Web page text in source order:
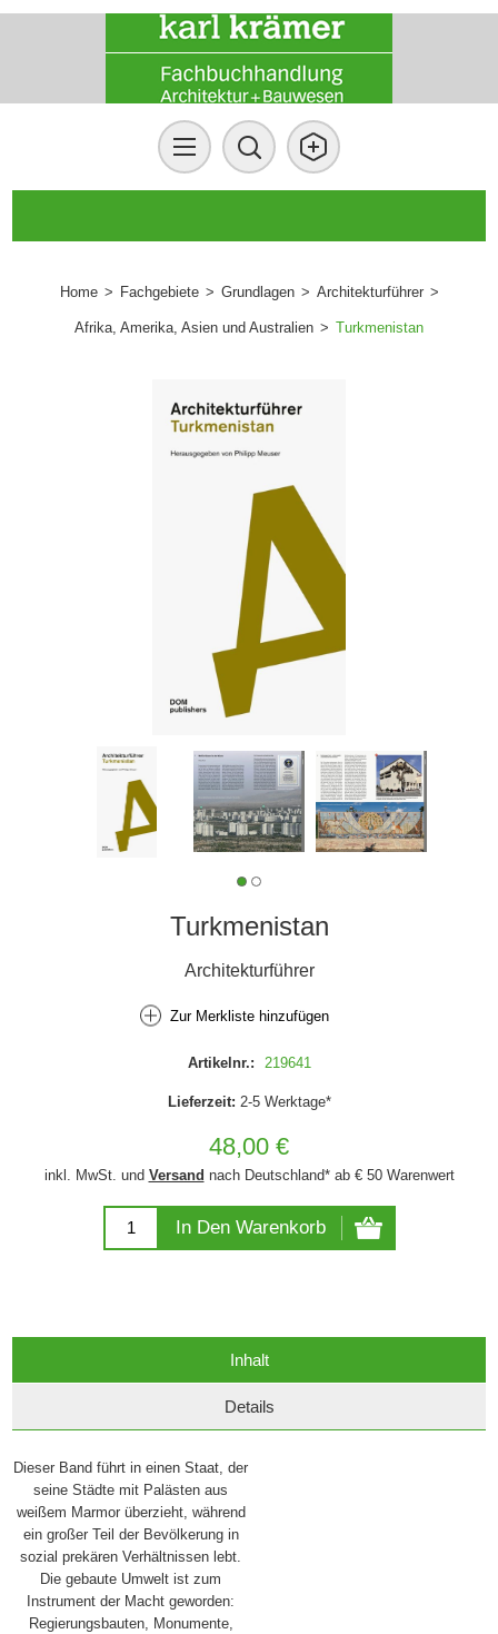
Home > Fachgebiete > Grundlagen > Architekturführer >
Afrika, Amerika, Asien und Australien > Turkmenistan
Turkmenistan
Architekturführer
Zur Merkliste hinzufügen
Artikelnr.: 219641
Lieferzeit: 2-5 Werktage*
48,00 €
inkl. MwSt. und Versand nach Deutschland* ab € 50 Warenwert
In Den Warenkorb
Inhalt
Details
Dieser Band führt in einen Staat, der
seine Städte mit Palästen aus
weißem Marmor überzieht, während
ein großer Teil der Bevölkerung in
sozial prekären Verhältnissen lebt.
Die gebaute Umwelt ist zum
Instrument der Macht geworden:
Regierungsbauten, Monumente,